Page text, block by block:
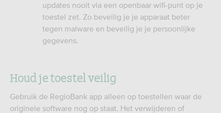
updates nooit via een openbaar wifi-punt op je
toestel zet. Zo beveilig je je apparaat beter
tegen malware en beveilig je je persoonlijke
gegevens.
Houd je toestel veilig
Gebruik de RegioBank app alleen op toestellen waar de
originele software nog op staat. Het verwijderen of